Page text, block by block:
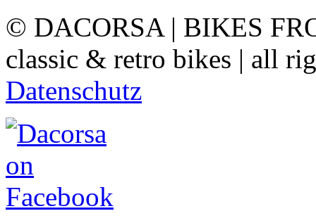
© DACORSA | BIKES
classic & retro bikes | all
Datenschutz